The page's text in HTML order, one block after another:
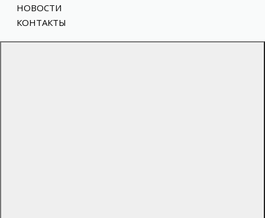
НОВОСТИ
КОНТАКТЫ